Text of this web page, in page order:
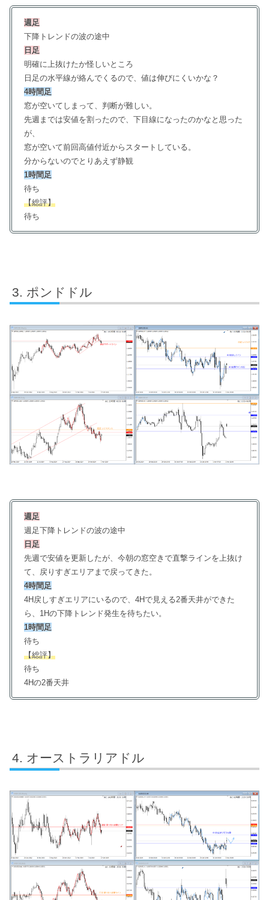
週足
下降トレンドの波の途中
日足
明確に上抜けたか怪しいところ
日足の水平線が絡んでくるので、値は伸びにくいかな？
4時間足
窓が空いてしまって、判断が難しい。
先週までは安値を割ったので、下目線になったのかなと思った
が、
窓が空いて前回高値付近からスタートしている。
分からないのでとりあえず静観
1時間足
待ち
【総評】
待ち
ポンドドル
週足
週足下降トレンドの波の途中
日足
先週で安値を更新したが、今朝の窓空きで直撃ラインを上抜け
て、戻りすぎエリアまで戻ってきた。
4時間足
4H戻しすぎエリアにいるので、4Hで見える2番天井ができた
ら、1Hの下降トレンド発生を待ちたい。
1時間足
待ち
【総評】
待ち
4Hの2番天井
オーストラリアドル